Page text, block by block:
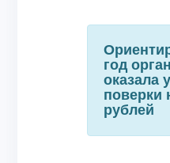
год
оказала
поверки
рублей